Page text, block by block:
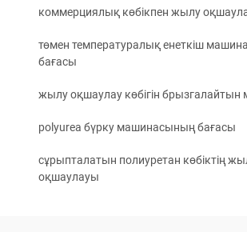
коммерциялық көбікпен жылу
төмен температуралық енеткіш
бағасы
жылу оқшаулау көбігін брызгалайтын
polyurea бүрку машинасының бағасы
сұрыпталатын полиуретан көбіктің
оқшаулауы